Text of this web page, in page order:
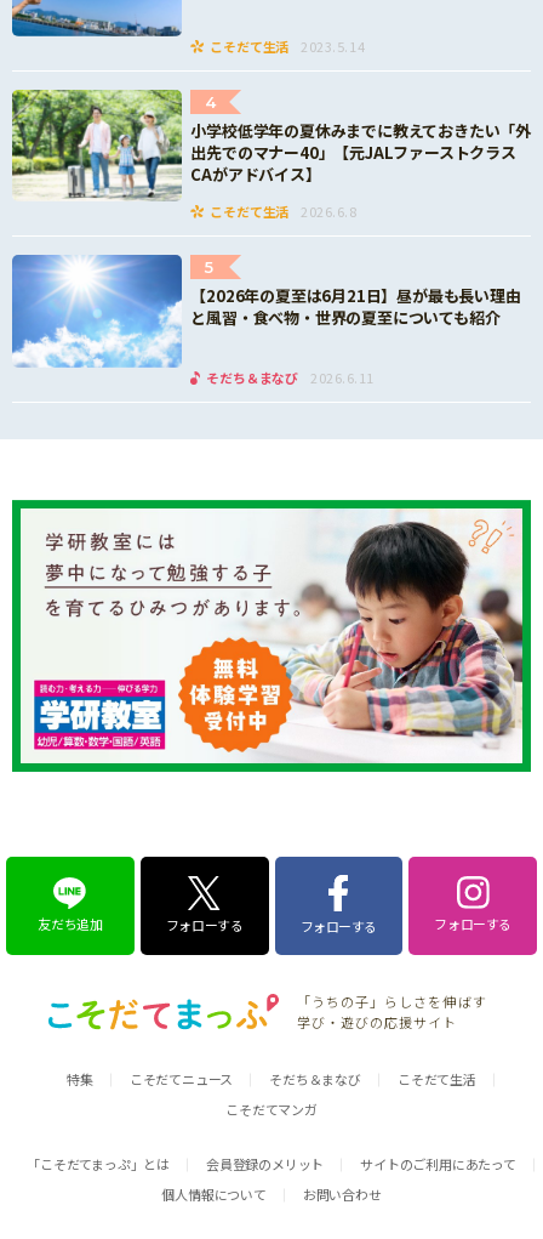
こそだて生活 2023.5.14
4
小学校低学年の夏休みまでに教えておきたい「外
出先でのマナー40」【元JALファーストクラス
CAがアドバイス】
こそだて生活 2026.6.8
5
【2026年の夏至は6月21日】昼が最も長い理由
と風習・食べ物・世界の夏至についても紹介
そだち＆まなび 2026.6.11
友だち追加 フォローする フォローする フォローする
「うちの子」らしさを伸ばす
学び・遊びの応援サイト
特集 こそだてニュース そだち＆まなび
こそだて生活
こそだてマンガ
「こそだてまっぷ」とは 会員登録のメリット
サイトのご利用にあたって
個人情報について
お問い合わせ